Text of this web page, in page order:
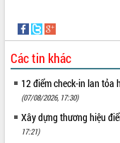
hiện Đề án 06 của Chính phủ
Họp báo thông tin về Hội nghị
Quy hoạch và Xúc tiến đầu tư
Lắk
Khơi thông điểm nghẽn, đẩy
giải ngân vốn khắc phục thiên
HĐND tỉnh thông qua điều
hoạch tỉnh thời kỳ 2021-2030
Các tin khác
12 điểm check-in lan tỏa
(07/08/2026, 17:30)
Xây dựng thương hiệu
17:21)